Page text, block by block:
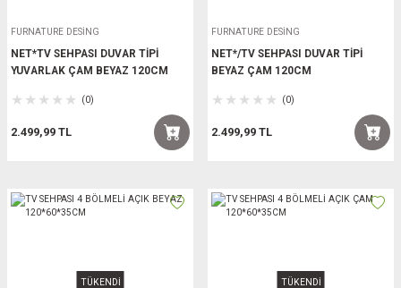
FURNATURE DESİNG
NET*TV SEHPASI DUVAR TİPİ
YUVARLAK ÇAM BEYAZ 120CM
(0)
2.499,99 TL
FURNATURE DESİNG
NET*/TV SEHPASI DUVAR TİPİ
BEYAZ ÇAM 120CM
(0)
2.499,99 TL
TÜKENDİ TÜKENDİ